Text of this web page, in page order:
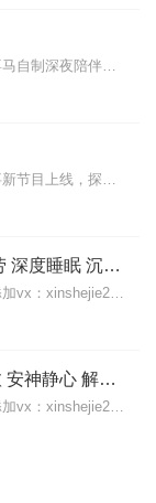
欢迎各位关注和订阅我参与创作的喜马自制深夜陪伴谈话栏目《听你说·百态人声》【听你说·百态人声】每晚直播连线真实人间故事|叶文现场互动中|人间冷暖，抱团取暖每周...
感动的、治愈的、伴你入眠的好故事新节目上线，探索现实世界的无尽魅力，追求对生活的真实记录《听见人间真相》（点击名称，直达专辑）网易人间故事集持续更新中，邀您关注...
睡前冥想：一听就困 消除疲劳 深度睡眠 沉浸体验
如果你还感到焦虑、困惑、无助，添加vx：xinshejie2018、vx公众号：宣萱心伴，与主播宣萱开启心灵交流之旅，共建温暖的精神家园！如果你喜欢我的内容，请...
正念冥想 | 减压冥想 音乐疗愈 安神静心 解郁降噪
如果你还感到焦虑、困惑、无助，添加vx：xinshejie2018、vx公众号：宣萱心伴，与主播宣萱开启心灵交流之旅，共建温暖的精神家园！如果你喜欢我的内容，请...